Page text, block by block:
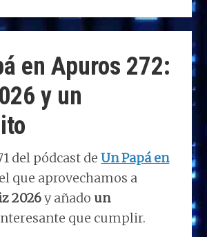
ce
b
o
o
k
k
e
dI
n
at
s
A
p
p
e
g
ra
m
m
p
ar
ti
en Apuros 272:
y un
del pódcast deUn Papá en
que aprovechamos a
2026y añado un
que cumplir.